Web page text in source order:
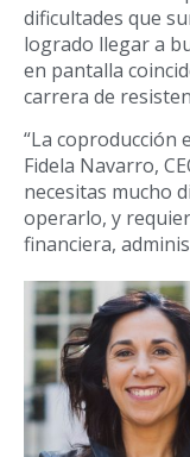
dificultades que
logrado llegar a
en pantalla
carrera de
“La coproducción
Fidela Navarro,
necesitas mucho
operarlo, y
financiera,